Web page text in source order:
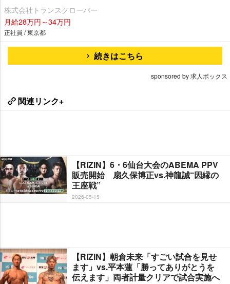
株式会社トランスクローバー
月給28万円～34万円
正社員 / 東京都
続きはこちら
sponsored by 求人ボックス
関連リンク+
【RIZIN】6・6仙台大会のABEMA PPV
販売開始 扇久保博正vs.神龍誠“因縁の
王座戦”
2026-05-15
【RIZIN】朝倉未来「すごい試合を見せ
ます」vs.平本蓮「勝ってありがとうを
伝えます」両者計量クリアで試合実施へ